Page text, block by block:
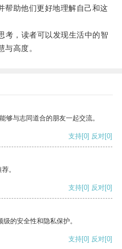
帮助他们更好地理解自己和这
，读者可以发现生活中的智
与高度。
够与志同道合的朋友一起交流。
支持[0] 反对[0]
。
支持[0] 反对[0]
的安全性和隐私保护。
支持[0] 反对[0]